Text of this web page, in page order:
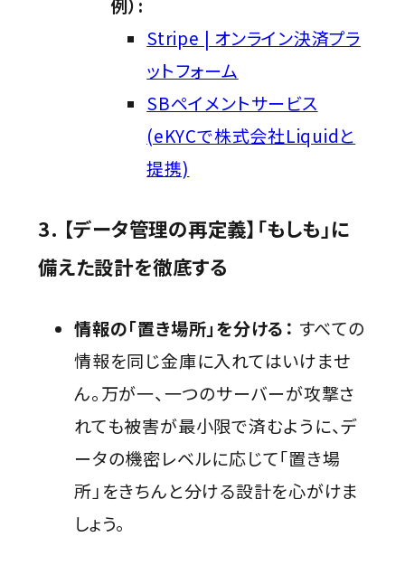
Stripe | オンライン決済プラ
ットフォーム
SBペイメントサービス
(eKYCで株式会社Liquidと
提携)
3. 【データ管理の再定義】「もしも」に
備えた設計を徹底する
情報の「置き場所」を分ける： すべての
情報を同じ金庫に入れてはいけませ
ん。万が一、一つのサーバーが攻撃さ
れても被害が最小限で済むように、デ
ータの機密レベルに応じて「置き場
所」をきちんと分ける設計を心がけま
しょう。